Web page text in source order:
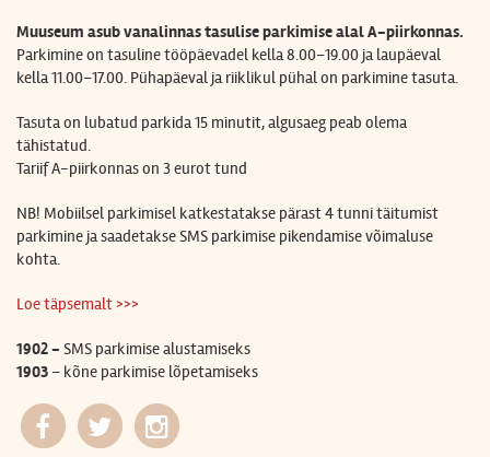
Muuseum asub vanalinnas tasulise parkimise alal A-piirkonnas.
Parkimine on tasulinetööpäevadel kella 8.00–19.00 ja laupäeval
kella 11.00–17.00. Pühapäeval ja riiklikul pühal on parkimine tasuta.
Tasuta on lubatud parkida 15 minutit, algusaeg peab olema
tähistatud.
Tariif A-piirkonnas on 3 eurot tund
NB! Mobiilsel parkimisel katkestatakse pärast 4 tunni täitumist
parkimine ja saadetakse SMS parkimise pikendamise võimaluse
kohta.
Loe täpsemalt >>>
1902 - SMS parkimise alustamiseks
1903 – kõne parkimise lõpetamiseks